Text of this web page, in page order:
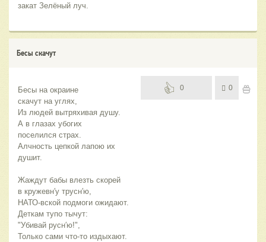
закат Зелёный луч.
Бесы скачут
Бесы на окраине
скачут на углях,
Из людей вытряхивая душу.
А в глазах убогих
поселился страх.
Алчность цепкой лапою их
душит.
Жаждут бабы влезть скорей
в кружевн′у трусн′ю,
НАТО-вской подмоги ожидают.
Деткам тупо тычут:
"Убивай русн′ю!",
Только сами что-то издыхают.
0 0